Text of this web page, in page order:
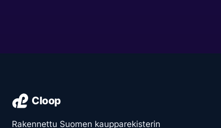
Rakennettu Suomen kaupparekisterin